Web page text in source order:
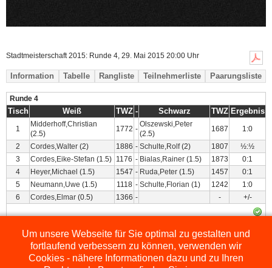
Stadtmeisterschaft 2015: Runde 4, 29. Mai 2015 20:00 Uhr
Information Tabelle Rangliste Teilnehmerliste Paarungsliste
Runde 4
Tisch Weiß TWZ - Schwarz TWZ Ergebnis
1
Midderhoff,Christian
(2.5)
1772 -
Olszewski,Peter
(2.5)
1687 1:0
2 Cordes,Walter (2) 1886 - Schulte,Rolf(2) 1807
½:½
3
Cordes,Eike-Stefan (1.5) 1176 - Bialas,Rainer (1.5) 1873
0:1
4
Heyer,Michael (1.5) 1547 - Ruda,Peter (1.5) 1457
0:1
5
Neumann,Uwe (1.5) 1118 - Schulte,Florian (1) 1242
1:0
6
Cordes,Elmar (0.5) 1366 - - +/-
Powered by ChessLeagueManager
Um unsere Webseite für Sie optimal zu gestalten und
fortlaufend verbessern zu können, verwenden wir
Cookies - nähere Informationen dazu und zu Ihren